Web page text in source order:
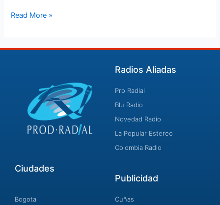
Read More »
Radios Aliadas
Pro Radial
Blu Radio
Novedad Radio
La Popular Estereo
Colombia Radio
Ciudades
Bogota
Publicidad
Cuñas